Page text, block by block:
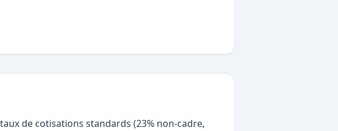
de cotisations standards (23% non-cadre,